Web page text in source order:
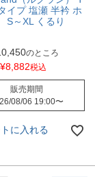
イプ 塩瀬 半衿 ホ
～XL くるり
のところ
¥8,882税込
販売期間
08/06 19:00〜
に入れる